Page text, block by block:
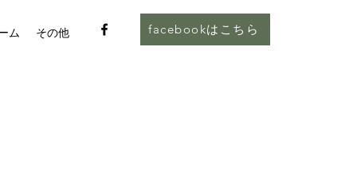
ム その他 facebookはこちら